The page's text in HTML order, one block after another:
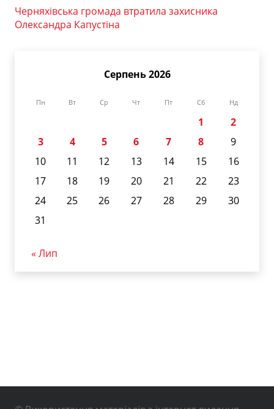
Черняхівська громада втратила захисника
Олександра Капустіна
Серпень 2026
Пн Вт Ср Чт Пт Сб Нд
1
2
3
4 5 6 7 8
9
10
11 12 13 14 15
16
17
18 19 20 21 22
23
24
25 26 27 28 29
30
31
« Лип